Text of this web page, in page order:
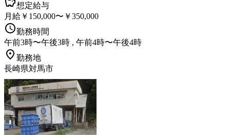
想定給与
月給￥150,000〜￥350,000
勤務時間
午前3時〜午後3時 , 午前4時〜午後4時
勤務地
長崎県対馬市